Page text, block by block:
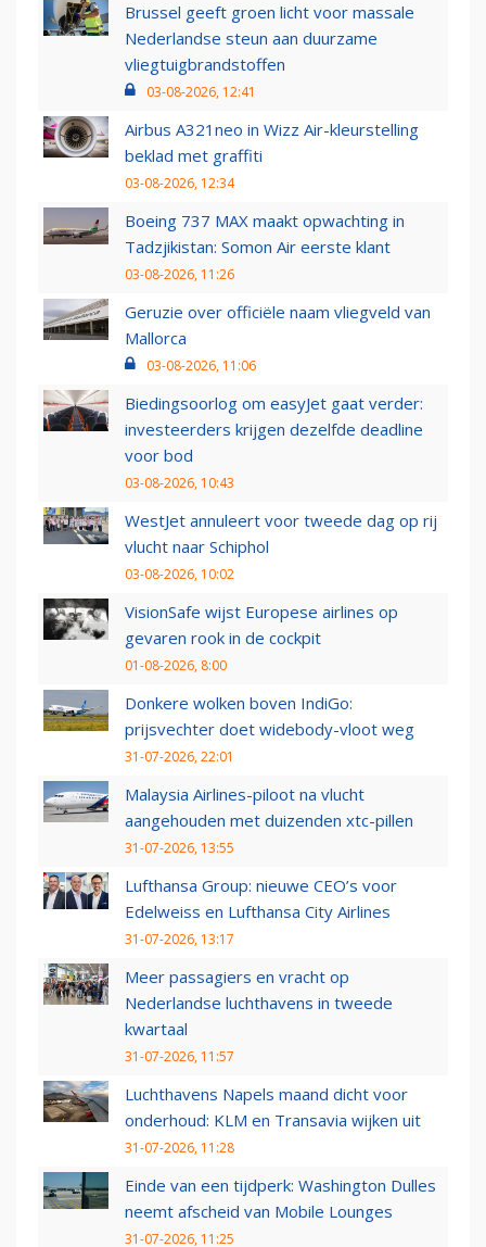
Brussel geeft groen licht voor massale
Nederlandse steun aan duurzame
vliegtuigbrandstoffen
03-08-2026, 12:41
Airbus A321neo in Wizz Air-kleurstelling
beklad met graffiti
03-08-2026, 12:34
Boeing 737 MAX maakt opwachting in
Tadzjikistan: Somon Air eerste klant
03-08-2026, 11:26
Geruzie over officiële naam vliegveld van
Mallorca
03-08-2026, 11:06
Biedingsoorlog om easyJet gaat verder:
investeerders krijgen dezelfde deadline
voor bod
03-08-2026, 10:43
WestJet annuleert voor tweede dag op rij
vlucht naar Schiphol
03-08-2026, 10:02
VisionSafe wijst Europese airlines op
gevaren rook in de cockpit
01-08-2026, 8:00
Donkere wolken boven IndiGo:
prijsvechter doet widebody-vloot weg
31-07-2026, 22:01
Malaysia Airlines-piloot na vlucht
aangehouden met duizenden xtc-pillen
31-07-2026, 13:55
Lufthansa Group: nieuwe CEO’s voor
Edelweiss en Lufthansa City Airlines
31-07-2026, 13:17
Meer passagiers en vracht op
Nederlandse luchthavens in tweede
kwartaal
31-07-2026, 11:57
Luchthavens Napels maand dicht voor
onderhoud: KLM en Transavia wijken uit
31-07-2026, 11:28
Einde van een tijdperk: Washington Dulles
neemt afscheid van Mobile Lounges
31-07-2026, 11:25